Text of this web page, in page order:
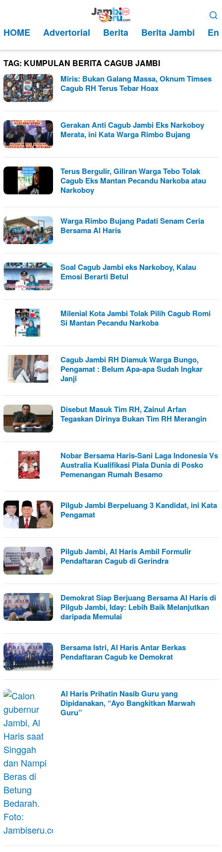
kontenMobile
HOME Advertorial Berita Berita Jambi
TAG: KUMPULAN BERITA CAGUB JAMBI
Miris: Bukan Galang Massa, Oknum Timses
Cagub RH Terus Tebar Hoax
Gerakan Anti Cagub Jambi Eks Narkoboy
Merata, ini Kata Warga Rimbo Bujang
Terus Bergulir, Giliran Warga Tebo Tolak
Cagub Eks Mantan Pecandu Narkoba atau
Narkoboy
Warga Rimbo Bujang Padati Senam Ceria
Bersama Al Haris
Soal Cagub Jambi eks Narkoboy, Kalau
Emosi Berarti Betul
Milenial Kota Jambi Tolak Pilih Cagub Romi
Si Mantan Pecandu Narkoba
Cagub Jambi RH Diamuk Warga Bungo,
Pengamat : Belum Apa-apa Sudah Ingkar
Janji
Disebut Masuk Tim RH, Zainul Arfan
Tegaskan Dirinya Bukan Tim RH Merangin
Nobar Bersama Haris-Sani Laga Indonesia Vs
Australia Kualifikasi Piala Dunia di Posko
Pemenangan Rumah Besamo
Pilgub Jambi Berpeluang 3 Kandidat, ini Kata
Pengamat
Pilgub Jambi, Al Haris Ambil Formulir
Pendaftaran Cagub di Gerindra
Demokrat Siap Berjuang Bersama Al Haris di
Pilgub Jambi, Iday: Lebih Baik Melanjutkan
daripada Memulai
Bersama Istri, Al Haris Antar Berkas
Pendaftaran Cagub ke Demokrat
Al Haris Prihatin Nasib Guru yang
Dipidanakan, “Ayo Bangkitkan Marwah
Guru”